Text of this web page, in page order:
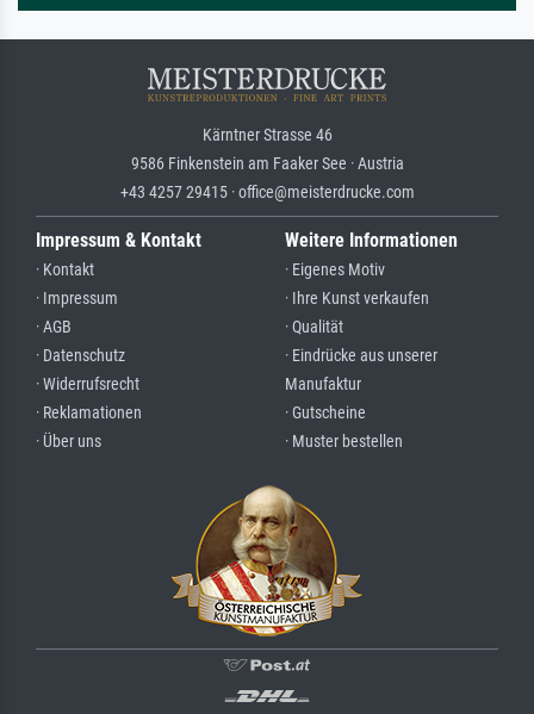
Kärntner Strasse 46
9586 Finkenstein am Faaker See · Austria
+43 4257 29415 · office@meisterdrucke.com
Impressum & Kontakt
· Kontakt
· Impressum
· AGB
· Datenschutz
· Widerrufsrecht
· Reklamationen
· Über uns
Weitere Informationen
· Eigenes Motiv
· Ihre Kunst verkaufen
· Qualität
· Eindrücke aus unserer
Manufaktur
· Gutscheine
· Muster bestellen